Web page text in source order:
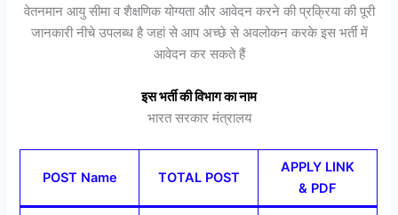
वेतनमान आयु सीमा व शैक्षणिक योग्यता और आवेदन करने की प्रक्रिया की पूरी
जानकारी नीचे उपलब्ध है जहां से आप अच्छे से अवलोकन करके इस भर्ती में
आवेदन कर सकते हैं
इस भर्ती की विभाग का नाम
भारत सरकार मंत्रालय
POST Name TOTAL POST
APPLY LINK
& PDF